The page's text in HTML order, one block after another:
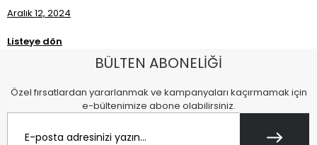
Aralık 12, 2024
Listeye dön
BÜLTEN ABONELİĞİ
Özel fırsatlardan yararlanmak ve kampanyaları kaçırmamak için
e-bültenimize abone olabilirsiniz.